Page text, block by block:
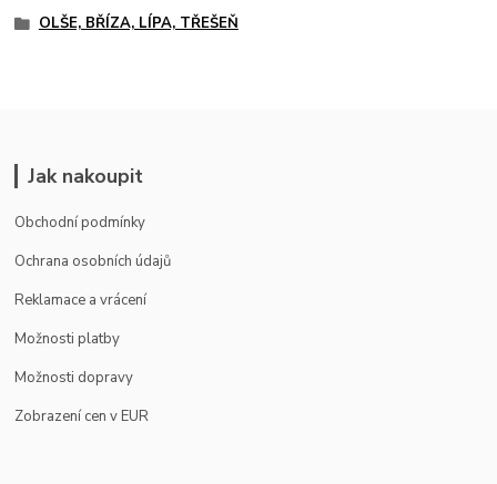
OLŠE, BŘÍZA, LÍPA, TŘEŠEŇ
Jak nakoupit
Obchodní podmínky
Ochrana osobních údajů
Reklamace a vrácení
Možnosti platby
Možnosti dopravy
Zobrazení cen v EUR